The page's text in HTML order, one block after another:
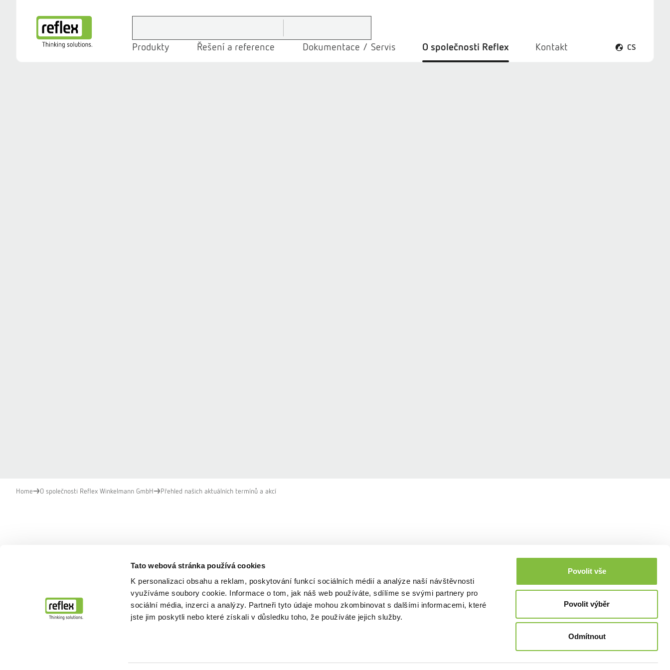
Tato webová stránka používá cookies
K personalizaci obsahu a reklam, poskytování funkcí sociálních médií a analýze naší návštěvnosti
využíváme soubory cookie. Informace o tom, jak náš web používáte, sdílíme se svými partnery pro
sociální média, inzerci a analýzy. Partneři tyto údaje mohou zkombinovat s dalšími informacemi, které
jste jim poskytli nebo které získali v důsledku toho, že používáte jejich služby.
Povolit vše
Povolit výběr
Odmítnout
Produkty Řešení a reference Dokumentace / Servis O společnosti Reflex Kontakt CS
Otevřít menu
Home O společnosti Reflex Winkelmann GmbH Přehled našich aktuálních termínů a akcí
Naše aktuální termíny a akce